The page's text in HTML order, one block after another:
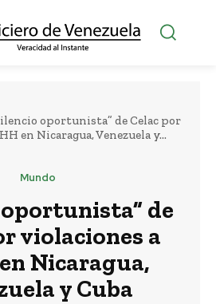
oportunista” de Celac por
en Nicaragua, Venezuela y...
Mundo
de
violaciones a
Nicaragua,
y Cuba